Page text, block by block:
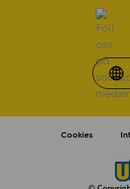
Social
Cookies